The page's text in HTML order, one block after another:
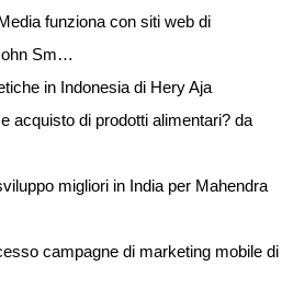
funziona con siti web di
Sm…
in Indonesia di Hery Aja
acquisto di prodotti alimentari? da
migliori in India per Mahendra
campagne di marketing mobile di